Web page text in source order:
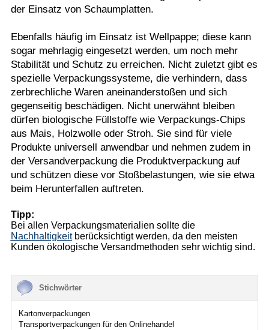
der Einsatz von Schaumplatten.
Ebenfalls häufig im Einsatz ist Wellpappe; diese kann
sogar mehrlagig eingesetzt werden, um noch mehr
Stabilität und Schutz zu erreichen. Nicht zuletzt gibt es
spezielle Verpackungssysteme, die verhindern, dass
zerbrechliche Waren aneinanderstoßen und sich
gegenseitig beschädigen. Nicht unerwähnt bleiben
dürfen biologische Füllstoffe wie Verpackungs-Chips
aus Mais, Holzwolle oder Stroh. Sie sind für viele
Produkte universell anwendbar und nehmen zudem in
der Versandverpackung die Produktverpackung auf
und schützen diese vor Stoßbelastungen, wie sie etwa
beim Herunterfallen auftreten.
Tipp:
Bei allen Verpackungsmaterialien sollte die
Nachhaltigkeitberücksichtigt werden, da den meisten
Kunden ökologische Versandmethoden sehr wichtig sind.
Stichwörter
Kartonverpackungen
Transportverpackungen für den Onlinehandel